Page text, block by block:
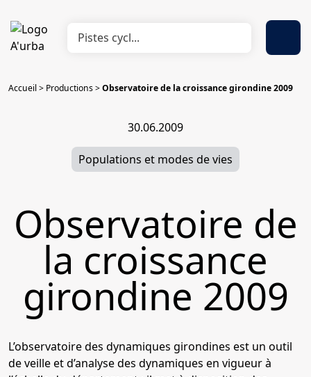
Accueil> Productions>Observatoire de la croissance girondine 2009
30.06.2009
Populations et modes de vies
Observatoire de
la croissance
girondine 2009
L’observatoire des dynamiques girondines est un outil
de veille et d’analyse des dynamiques en vigueur à